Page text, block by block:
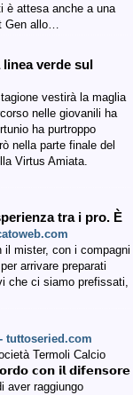
è attesa anche a una
Gen allo…
verde sul
vestirà la maglia
nelle giovanili ha
ha purtroppo
nella parte finale del
Virtus Amiata.
tra i pro. È
il mister, con i compagni
arrivare preparati
che ci siamo prefissati,
- tuttoseried.com
Termoli Calcio
𝗰𝗼𝗻 𝗶𝗹 𝗱𝗶𝗳𝗲𝗻𝘀𝗼𝗿𝗲
raggiungo